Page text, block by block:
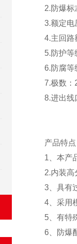
2.防爆标
3.额定电
4.主回路
5.防护等
6.防腐等
7.极数：
8.进出线
产品特
1、本产
2.内装
3、具有
4、采用
5、有特
6、防爆